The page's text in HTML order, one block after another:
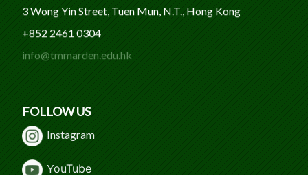
3 Wong Yin Street, Tuen Mun, N.T., Hong Kong
+852 2461 0304
info@tmmarden.edu.hk
FOLLOW US
Instagram
YouTube